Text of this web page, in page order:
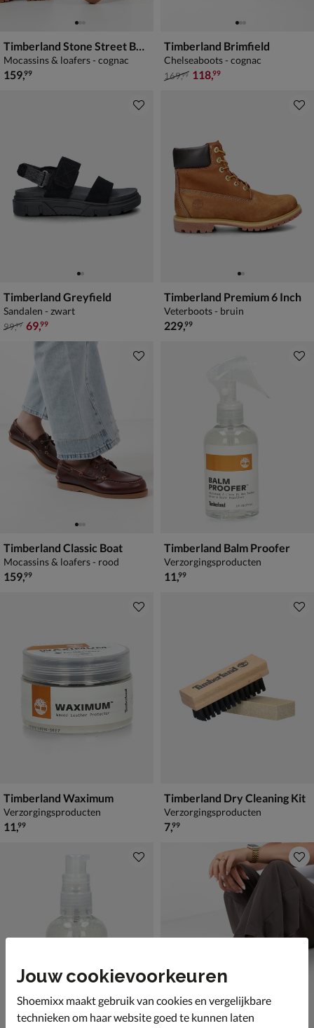
Timberland Stone Street Boat Shoe
Mocassins & loafers - cognac
€ 159,99
159,99
Timberland Brimfield
Chelseaboots - cognac
van € 169,99 voor € 118,99
169,99 118,99
Timberland Greyfield
Sandalen - zwart
van € 99,99 voor € 69,99
99,99 69,99
Timberland Premium 6 Inch
Veterboots - bruin
€ 229,99
229,99
Timberland Classic Boat
Mocassins & loafers - rood
€ 159,99
159,99
Timberland Balm Proofer
Verzorgingsproducten
€ 11,99
11,99
Timberland Waximum
Verzorgingsproducten
€ 11,99
11,99
Timberland Dry Cleaning Kit
Verzorgingsproducten
€ 7,99
7,99
Jouw cookievoorkeuren
Shoemixx maakt gebruik van cookies en vergelijkbare
technieken om haar website goed te kunnen laten